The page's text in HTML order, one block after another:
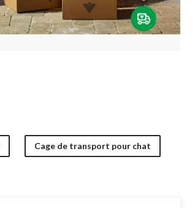
Cage de transport pour chat